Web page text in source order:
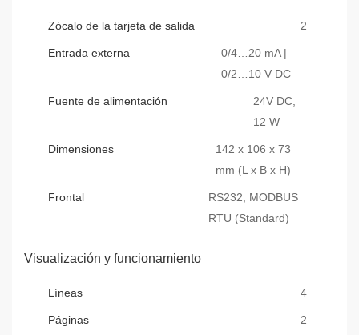
Zócalo de la tarjeta de salida 2
Entrada externa
0/4…20 mA |
0/2…10 V DC
Fuente de alimentación
24V DC,
12 W
Dimensiones
142 x 106 x 73
mm (L x B x H)
Frontal
RS232, MODBUS
RTU (Standard)
Visualización y funcionamiento
Líneas 4
Páginas 2